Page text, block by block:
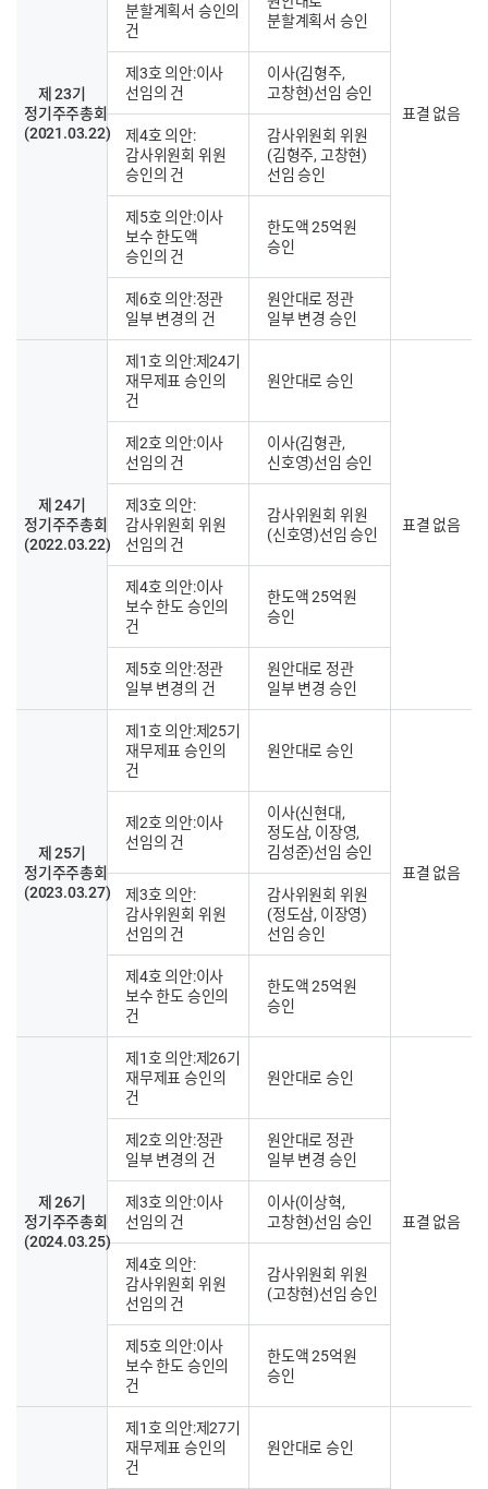
제 23기
정기주주총회
(2021.03.22)
표결 없음
분할계획서 승인의
건
분할계획서 승인
제3호 의안:이사
선임의 건
이사(김형주,
고창현)선임 승인
제4호 의안:
감사위원회 위원
승인의 건
감사위원회 위원
(김형주, 고창현)
선임 승인
제5호 의안:이사
보수 한도액
승인의 건
한도액 25억원
승인
제6호 의안:정관
일부 변경의 건
원안대로 정관
일부 변경 승인
제 24기
정기주주총회
(2022.03.22)
제1호 의안:제24기
재무제표 승인의
건
원안대로 승인
표결 없음
제2호 의안:이사
선임의 건
이사(김형관,
신호영)선임 승인
제3호 의안:
감사위원회 위원
선임의 건
감사위원회 위원
(신호영)선임 승인
제4호 의안:이사
보수 한도 승인의
건
한도액 25억원
승인
제5호 의안:정관
일부 변경의 건
원안대로 정관
일부 변경 승인
제 25기
정기주주총회
(2023.03.27)
제1호 의안:제25기
재무제표 승인의
건
원안대로 승인
표결 없음
제2호 의안:이사
선임의 건
이사(신현대,
정도삼, 이장영,
김성준)선임 승인
제3호 의안:
감사위원회 위원
선임의 건
감사위원회 위원
(정도삼, 이장영)
선임 승인
제4호 의안:이사
보수 한도 승인의
건
한도액 25억원
승인
제 26기
정기주주총회
(2024.03.25)
제1호 의안:제26기
재무제표 승인의
건
원안대로 승인
표결 없음
제2호 의안:정관
일부 변경의 건
원안대로 정관
일부 변경 승인
제3호 의안:이사
선임의 건
이사(이상혁,
고창현)선임 승인
제4호 의안:
감사위원회 위원
선임의 건
감사위원회 위원
(고창현)선임 승인
제5호 의안:이사
보수 한도 승인의
건
한도액 25억원
승인
제1호 의안:제27기
재무제표 승인의
건
원안대로 승인